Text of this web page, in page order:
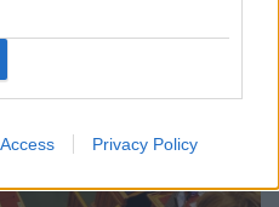
Privacy Policy